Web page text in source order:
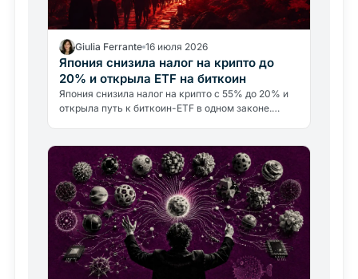
Giulia Ferrante 16 июля 2026
Япония снизила налог на крипто до
20% и открыла ETF на биткоин
Япония снизила налог на крипто с 55% до 20% и
открыла путь к биткоин-ETF в одном законе.